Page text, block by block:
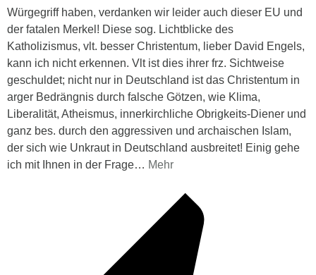
Würgegriff haben, verdanken wir leider auch dieser EU und
der fatalen Merkel! Diese sog. Lichtblicke des
Katholizismus, vlt. besser Christentum, lieber David Engels,
kann ich nicht erkennen. Vlt ist dies ihrer frz. Sichtweise
geschuldet; nicht nur in Deutschland ist das Christentum in
arger Bedrängnis durch falsche Götzen, wie Klima,
Liberalität, Atheismus, innerkirchliche Obrigkeits-Diener und
ganz bes. durch den aggressiven und archaischen Islam,
der sich wie Unkraut in Deutschland ausbreitet! Einig gehe
ich mit Ihnen in der Frage… Mehr